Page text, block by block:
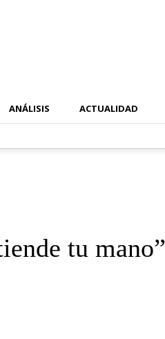
ANÁLISIS ACTUALIDAD
tu mano”